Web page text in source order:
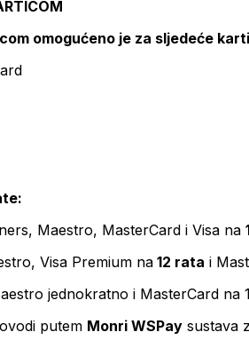
omogućeno je za sljedeće
Maestro, MasterCard i Visa na
Visa Premium na 12 rata i
jednokratno i MasterCard na
putem Monri WSPay sustava